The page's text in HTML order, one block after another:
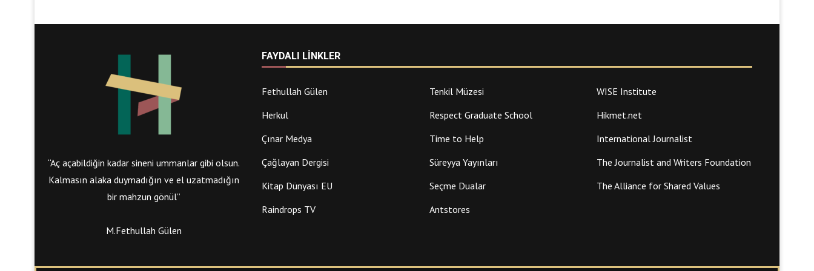
“Aç açabildiğin kadar sineni ummanlar gibi olsun.
Kalmasın alaka duymadığın ve el uzatmadığın
bir mahzun gönül”
M.Fethullah Gülen
FAYDALI LINKLER
Fethullah Gülen Tenkil Müzesi
WISE Institute
Herkul
Respect Graduate School
Hikmet.net
Çınar Medya
Time to Help
International Journalist
Çağlayan Dergisi
Süreyya Yayınları
The Journalist and Writers Foundation
Kitap Dünyası EU
Seçme Dualar
The Alliance for Shared Values
Raindrops TV
Antstores